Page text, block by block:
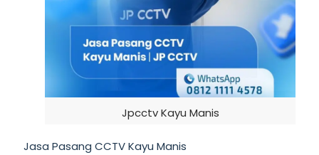
Jpcctv Kayu Manis
Jasa Pasang CCTV Kayu Manis